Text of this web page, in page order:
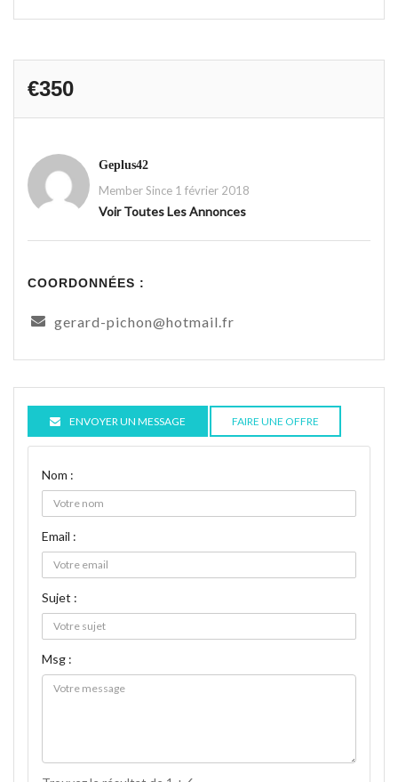
€350
Geplus42
Member Since 1 février 2018
Voir Toutes Les Annonces
COORDONNÉES :
gerard-pichon@hotmail.fr
ENVOYER UN MESSAGE FAIRE UNE OFFRE
Nom :
Email :
Sujet :
Msg :